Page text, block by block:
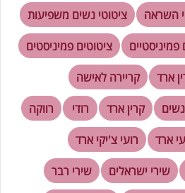
השראה
ציטוטי נשים משפיעות
פמיניסטיים
ציטוטים פמיניסטים
ארד
קריירה לאישה
קרין ארד רודי
רווקה
ארד
רועי צ'יקי ארד
שירי ישראלים
שירי רבר